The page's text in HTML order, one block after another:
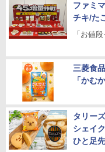
ファミ
チキ/た
「お値
三菱食
「かむ
タリー
シェイ
ひと足